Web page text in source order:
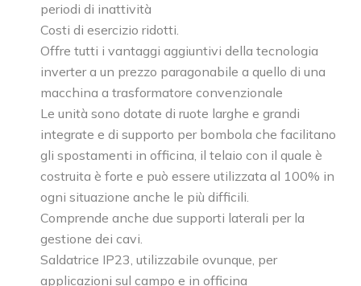
periodi di inattività
Costi di esercizio ridotti.
Offre tutti i vantaggi aggiuntivi della tecnologia
inverter a un prezzo paragonabile a quello di una
macchina a trasformatore convenzionale
Le unità sono dotate di ruote larghe e grandi
integrate e di supporto per bombola che facilitano
gli spostamenti in officina, il telaio con il quale è
costruita è forte e può essere utilizzata al 100% in
ogni situazione anche le più difficili.
Comprende anche due supporti laterali per la
gestione dei cavi.
Saldatrice IP23, utilizzabile ovunque, per
applicazioni sul campo e in officina